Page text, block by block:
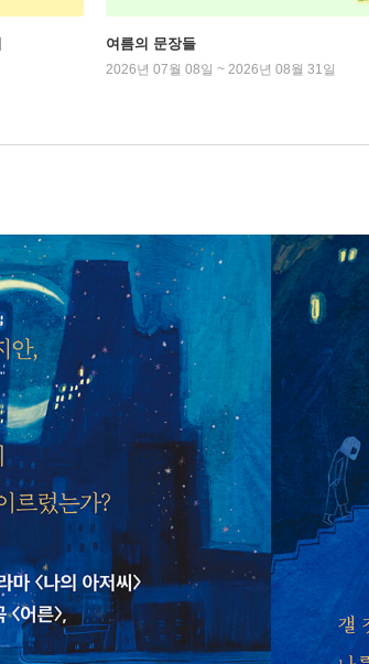
여름의 문장들
2026년 07월 08일 ~ 2026년 08월 31일